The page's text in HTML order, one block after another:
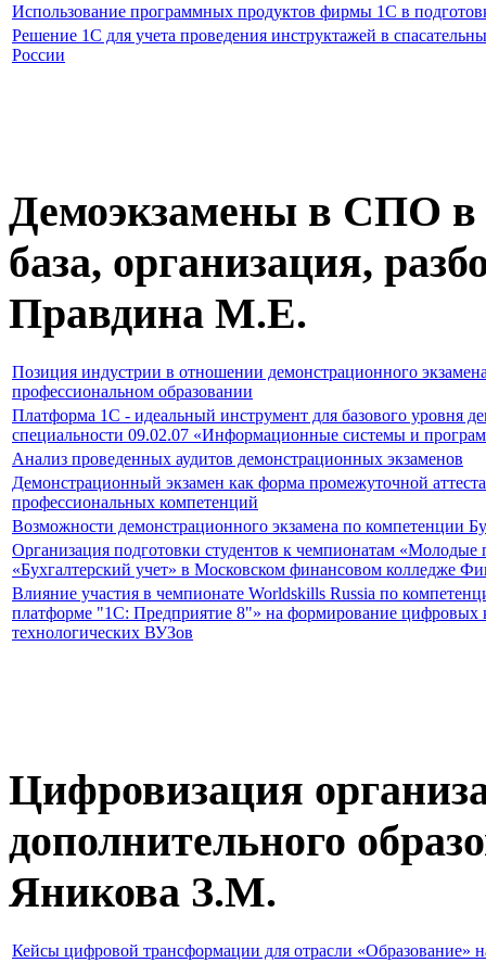
Использование программных продуктов фирмы 1С в
Решение 1С для учета проведения инструктажей в
России
Демоэкзамены в СПО в
база, организация,
Правдина М.Е.
Позиция индустрии в отношении демонстрационного
профессиональном образовании
Платформа 1С - идеальный инструмент для базового уровня
специальности 09.02.07 «Информационные системы и
Анализ проведенных аудитов демонстрационных экзаменов
Демонстрационный экзамен как форма промежуточной
профессиональных компетенций
Возможности демонстрационного экзамена по компетенции
Организация подготовки студентов к чемпионатам
«Бухгалтерский учет» в Московском финансовом колледже
Влияние участия в чемпионате Worldskills Russia по
платформе "1С: Предприятие 8"» на формирование цифровых
технологических ВУЗов
Цифровизация
дополнительного
Яникова З.М.
Кейсы цифровой трансформации для отрасли «Образование»